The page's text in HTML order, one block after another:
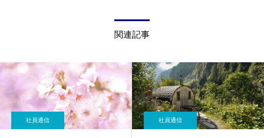
関連記事
社員通信 社員通信